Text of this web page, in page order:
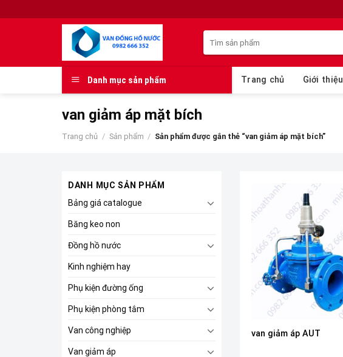
to
kiếm:
Danh mục sản phẩm Trang chủ Giới thiệu
van giảm áp mặt bích
Trang chủ / Sản phẩm / Sản phẩm được gắn thẻ “van giảm áp mặt bích”
DANH MỤC SẢN PHẨM
Bảng giá catalogue
Băng keo non
Đồng hồ nước
Kinh nghiệm hay
Phụ kiện đường ống
Phụ kiện phòng tắm
Van công nghiệp
Van giảm áp
van giảm áp AUT